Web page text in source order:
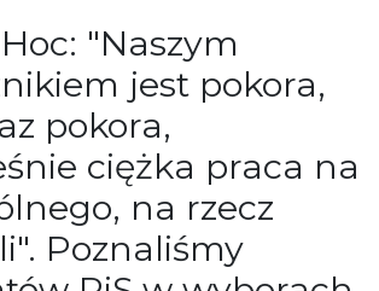
"Naszym
jest pokora,
pokora,
ciężka praca na
na rzecz
Poznaliśmy